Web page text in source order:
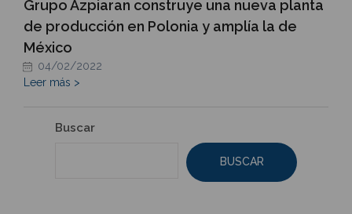
Grupo Azpiaran construye una nueva planta
de producción en Polonia y amplía la de
México
04/02/2022
Leer más >
Buscar
BUSCAR